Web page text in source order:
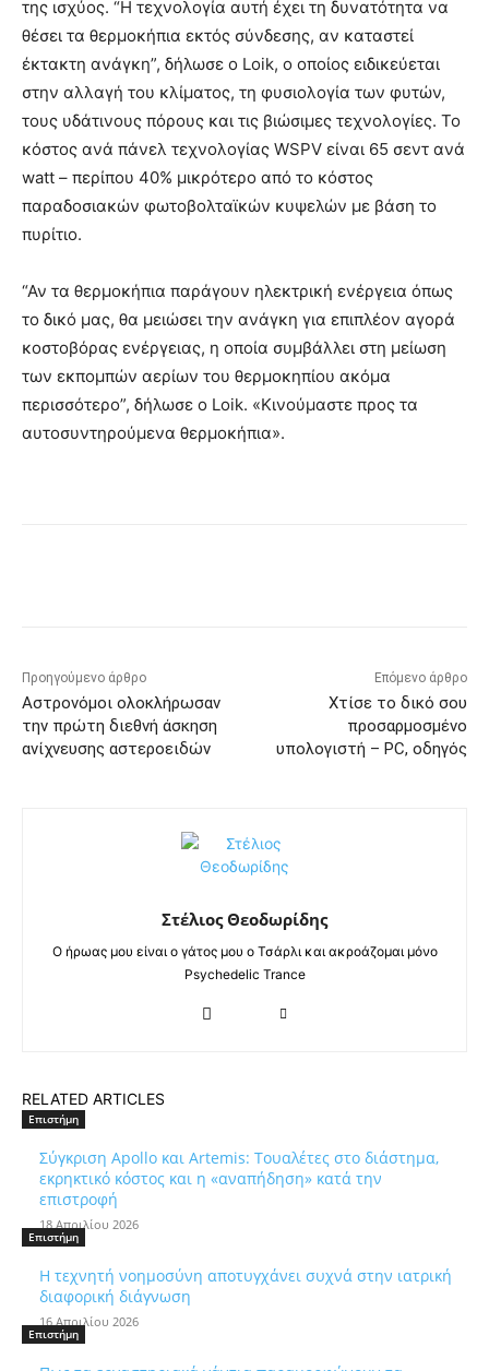
της ισχύος. “Η τεχνολογία αυτή έχει τη δυνατότητα να
θέσει τα θερμοκήπια εκτός σύνδεσης, αν καταστεί
έκτακτη ανάγκη”, δήλωσε ο Loik, ο οποίος ειδικεύεται
στην αλλαγή του κλίματος, τη φυσιολογία των φυτών,
τους υδάτινους πόρους και τις βιώσιμες τεχνολογίες. Το
κόστος ανά πάνελ τεχνολογίας WSPV είναι 65 σεντ ανά
watt – περίπου 40% μικρότερο από το κόστος
παραδοσιακών φωτοβολταϊκών κυψελών με βάση το
πυρίτιο.
“Αν τα θερμοκήπια παράγουν ηλεκτρική ενέργεια όπως
το δικό μας, θα μειώσει την ανάγκη για επιπλέον αγορά
κοστοβόρας ενέργειας, η οποία συμβάλλει στη μείωση
των εκπομπών αερίων του θερμοκηπίου ακόμα
περισσότερο”, δήλωσε ο Loik. «Κινούμαστε προς τα
αυτοσυντηρούμενα θερμοκήπια».
Προηγούμενο άρθρο
Αστρονόμοι ολοκλήρωσαν
την πρώτη διεθνή άσκηση
ανίχνευσης αστεροειδών
Επόμενο άρθρο
Χτίσε το δικό σου
προσαρμοσμένο
υπολογιστή – PC, οδηγός
Στέλιος Θεοδωρίδης
Ο ήρωας μου είναι ο γάτος μου ο Τσάρλι και ακροάζομαι μόνο
Psychedelic Trance
RELATED ARTICLES
Επιστήμη
Σύγκριση Apollo και Artemis: Τουαλέτες στο διάστημα,
εκρηκτικό κόστος και η «αναπήδηση» κατά την
επιστροφή
18 Απριλίου 2026
Επιστήμη
Η τεχνητή νοημοσύνη αποτυγχάνει συχνά στην ιατρική
διαφορική διάγνωση
16 Απριλίου 2026
Επιστήμη